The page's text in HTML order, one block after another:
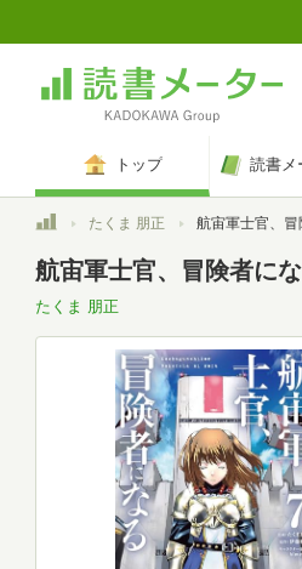
トップ 読書メ
トップたくま 朋正 航宙軍士官、冒険者に
航宙軍士官、冒険者に
たくま 朋正